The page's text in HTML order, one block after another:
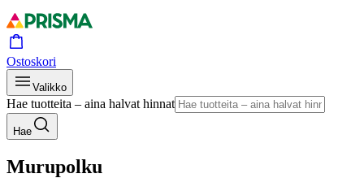
Ostoskori
Valikko
Hae tuotteita – aina halvat hinnat
Hae
Murupolku